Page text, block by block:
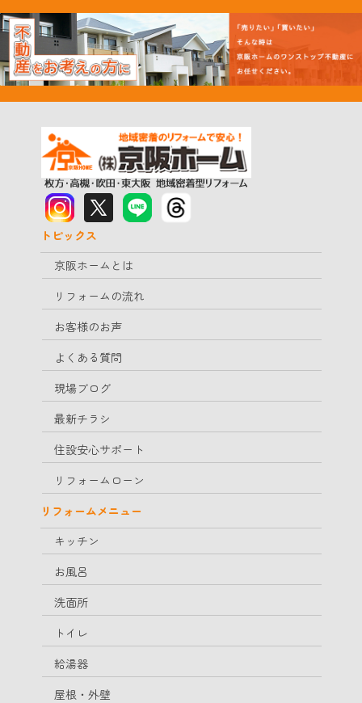
トピックス
京阪ホームとは
リフォームの流れ
お客様のお声
よくある質問
現場ブログ
最新チラシ
住設安心サポート
リフォームローン
リフォームメニュー
キッチン
お風呂
洗面所
トイレ
給湯器
屋根・外壁